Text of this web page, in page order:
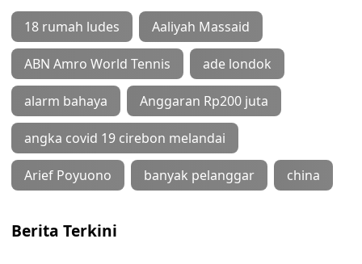
18 rumah ludes Aaliyah Massaid
ABN Amro World Tennis ade londok
alarm bahaya Anggaran Rp200 juta
angka covid 19 cirebon melandai
Arief Poyuono banyak pelanggar china
Berita Terkini